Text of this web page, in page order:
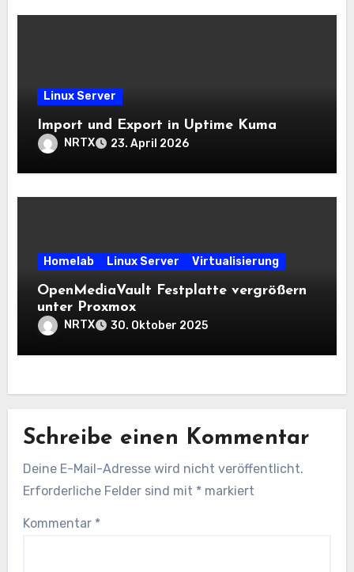
Linux Server
Import und Export in Uptime Kuma
NRTX 23. April 2026
Homelab Linux Server Virtualisierung
OpenMediaVault Festplatte vergrößern
unter Proxmox
NRTX 30. Oktober 2025
Schreibe einen Kommentar
Deine E-Mail-Adresse wird nicht veröffentlicht.
Erforderliche Felder sind mit * markiert
Kommentar *